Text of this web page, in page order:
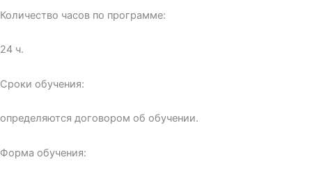
Количество часов по программе:
24 ч.
Сроки обучения:
определяются договором об обучении.
Форма обучения: